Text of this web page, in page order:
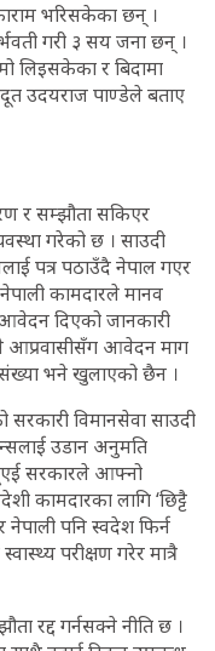
भरिसकेका छन् ।
गरी ३ सय जना छन् ।
लिइसकेका र बिदामा
उदयराज पाण्डेले बताए
र सम्झौता सकिएर
गरेको छ । साउदी
पत्र पठाउँदै नेपाल गएर
कामदारले मानव
दिएको जानकारी
आप्रवासीसँग आवेदन माग
संख्या भने खुलाएको छैन ।
विमानसेवा साउदी
उडान अनुमति
सरकारले आफ्नो
कामदारका लागि ‘छिट्टै
नेपाली पनि स्वदेश फिर्न
परीक्षण गरेर मात्रै
रद्द गर्नसक्ने नीति छ ।